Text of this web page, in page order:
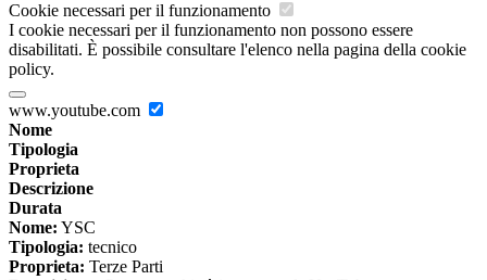
Cookie necessari per il funzionamento
I cookie necessari per il funzionamento non possono essere
disabilitati. È possibile consultare l'elenco nella pagina della cookie
policy.
www.youtube.com
Nome
Tipologia
Proprieta
Descrizione
Durata
Nome: YSC
Tipologia: tecnico
Proprieta: Terze Parti